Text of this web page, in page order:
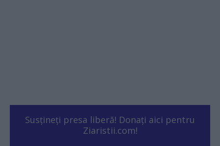
Susțineți presa liberă! Donați aici pentru
Ziaristii.com!